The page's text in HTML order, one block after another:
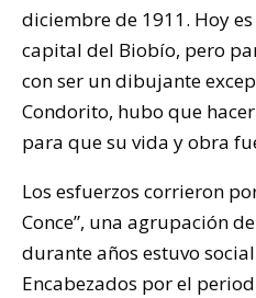
diciembre de 1911. Hoy
capital del Biobío, pero
con ser un dibujante
Condorito, hubo que
para que su vida y obra
Los esfuerzos corrieron
Conce”, una agrupación
durante años estuvo
Encabezados por el